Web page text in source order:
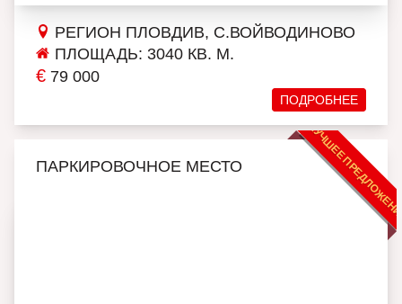
РЕГИОН ПЛОВДИВ, С.ВОЙВОДИНОВО
ПЛОЩАДЬ: 3040 КВ. М.
€ 79 000
ПОДРОБНЕЕ
ЛУЧШЕЕ
ПАРКИРОВОЧНОЕ МЕСТО